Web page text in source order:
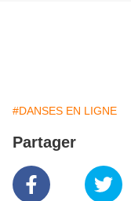
#DANSES EN LIGNE
Partager